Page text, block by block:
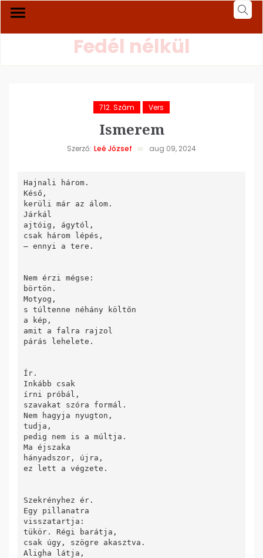
Fedél nélkül
712. Szám Vers
Ismerem
Szerző: Leé József aug 09, 2024
Hajnali három.
Késő,
kerüli már az álom.
Járkál
ajtóig, ágytól,
csak három lépés,
– ennyi a tere.
Nem érzi mégse:
börtön.
Motyog,
s túltenne néhány költőn
a kép,
amit a falra rajzol
párás lehelete.
Ír.
Inkább csak
írni próbál,
szavakat szóra formál.
Nem hagyja nyugton,
tudja,
pedig nem is a múltja.
Ma éjszaka
hányadszor, újra,
ez lett a végzete.
Szekrényhez ér.
Egy pillanatra
visszatartja:
tükör. Régi barátja,
csak úgy, szögre akasztva.
Aligha látja,